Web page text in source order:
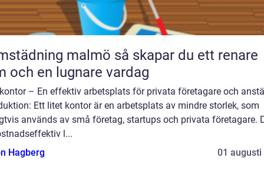
malmö så skapar du ett renare
och en lugnare vardag
– En effektiv arbetsplats för privata företagare och
Ett litet kontor är en arbetsplats av mindre storlek, som
används av små företag, startups och privata företagare.
l...
Hagberg
01 augusti